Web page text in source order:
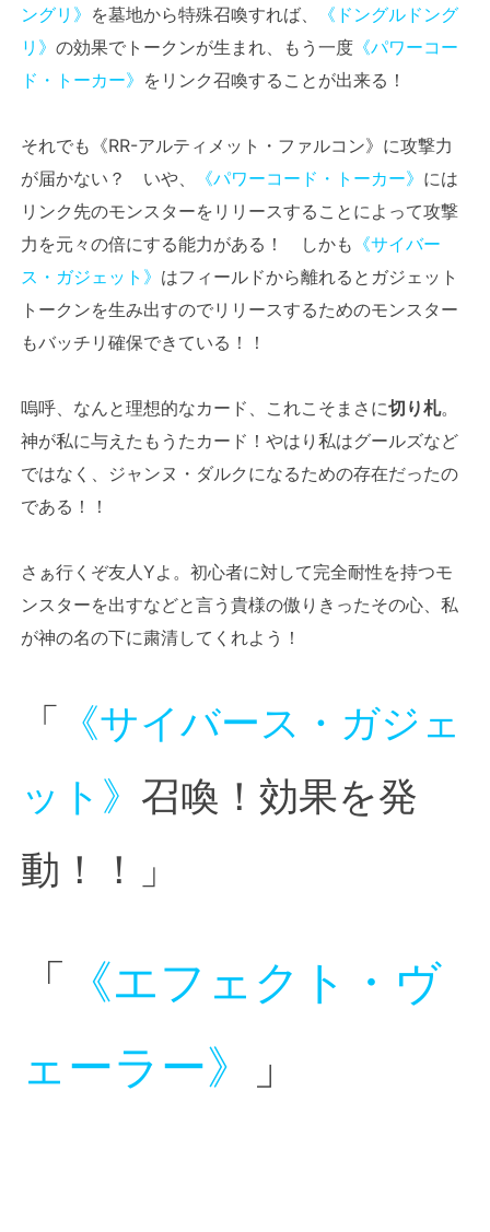
ングリ》 を墓地から特殊召喚すれば、
《ドングルドング
リ》 の効果でトークンが生まれ、もう一度 《パワーコー
ド・トーカー》 をリンク召喚することが出来る！
それでも《RR-アルティメット・ファルコン》に攻撃力
が届かない？ いや、
《パワーコード・トーカー》 には
リンク先のモンスターをリリースすることによって攻撃
力を元々の倍にする能力がある！ しかも 《サイバー
ス・ガジェット》 はフィールドから離れるとガジェット
トークンを生み出すのでリリースするためのモンスター
もバッチリ確保できている！！
嗚呼、なんと理想的なカード、これこそまさに切り札。
神が私に与えたもうたカード！やはり私はグールズなど
ではなく、ジャンヌ・ダルクになるための存在だったの
である！！
さぁ行くぞ友人Yよ。初心者に対して完全耐性を持つモ
ンスターを出すなどと言う貴様の傲りきったその心、私
が神の名の下に粛清してくれよう！
「 《サイバース・ガジェ
ット》 召喚！効果を発
動！！」
「 《エフェクト・ヴ
ェーラー》
」